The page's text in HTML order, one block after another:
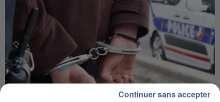
Continuer sans accepter